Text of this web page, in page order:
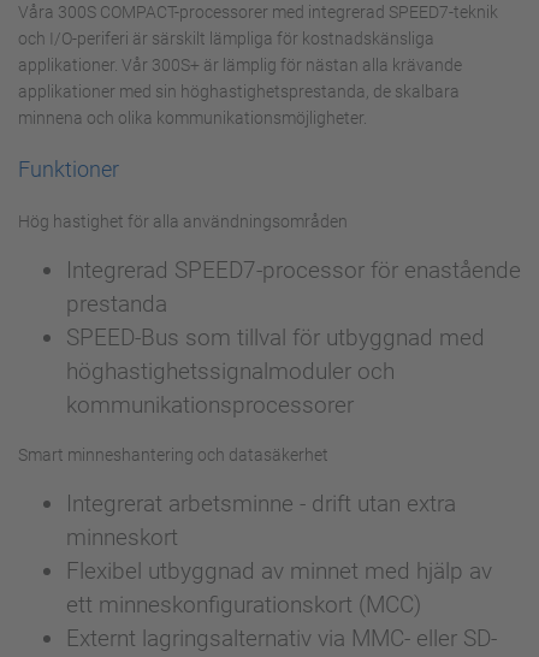
Våra 300S COMPACT-processorer med integrerad SPEED7-teknik
och I/O-periferi är särskilt lämpliga för kostnadskänsliga
applikationer. Vår 300S+ är lämplig för nästan alla krävande
applikationer med sin höghastighetsprestanda, de skalbara
minnena och olika kommunikationsmöjligheter.
Funktioner
Hög hastighet för alla användningsområden
Integrerad SPEED7-processor för enastående
prestanda
SPEED-Bus som tillval för utbyggnad med
höghastighetssignalmoduler och
kommunikationsprocessorer
Smart minneshantering och datasäkerhet
Integrerat arbetsminne - drift utan extra
minneskort
Flexibel utbyggnad av minnet med hjälp av
ett minneskonfigurationskort (MCC)
Externt lagringsalternativ via MMC- eller SD-